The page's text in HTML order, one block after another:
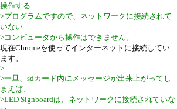
操作する
>プログラムですので、ネットワークに接続されて
いない
>コンピュータから操作はできません。
現在Chromeを使ってインターネットに接続してい
ます。
>
>一旦、sdカード内にメッセージが出来上がってし
まえば、
>LED Signboardは、ネットワークに接続されていな